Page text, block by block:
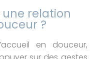
relation
?
en douceur,